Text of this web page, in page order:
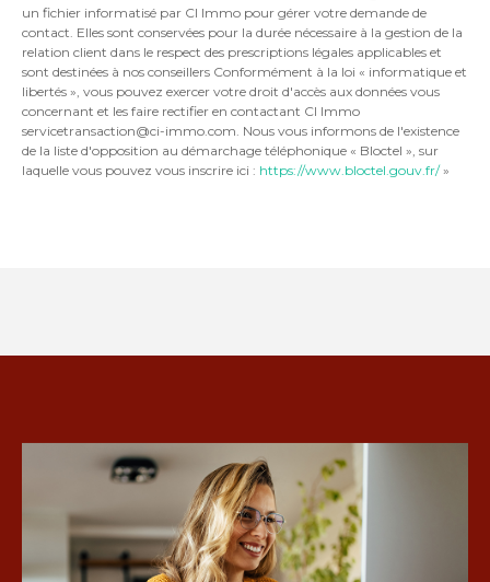
un fichier informatisé par CI Immo pour gérer votre demande de
contact. Elles sont conservées pour la durée nécessaire à la gestion de la
relation client dans le respect des prescriptions légales applicables et
sont destinées à nos conseillers Conformément à la loi « informatique et
libertés », vous pouvez exercer votre droit d'accès aux données vous
concernant et les faire rectifier en contactant CI Immo
servicetransaction@ci-immo.com. Nous vous informons de l'existence
de la liste d'opposition au démarchage téléphonique « Bloctel », sur
laquelle vous pouvez vous inscrire ici : https://www.bloctel.gouv.fr/»